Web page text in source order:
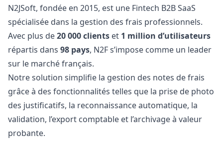
N2JSoft, fondée en 2015, est une Fintech B2B SaaS
spécialisée dans la gestion des frais professionnels.
Avec plus de20 000 clients et 1 million d’utilisateurs
répartis dans 98 pays, N2F s’impose comme un leader
sur le marché français.
Notre solution simplifie la gestion des notes de frais
grâce à des fonctionnalités telles que la prise de photo
des justificatifs, la reconnaissance automatique, la
validation, l’export comptable et l’archivage à valeur
probante.